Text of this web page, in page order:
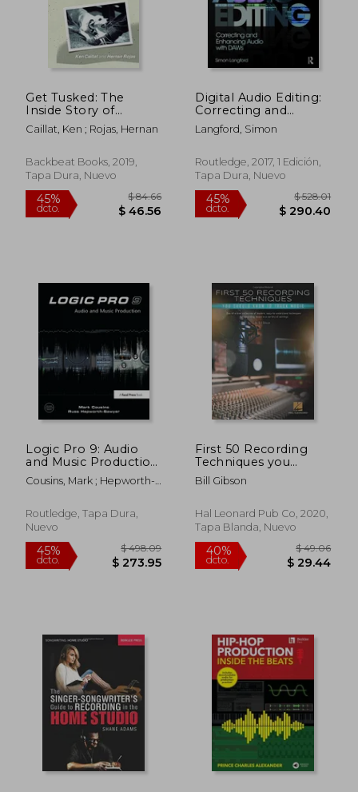
Get Tusked: The
Inside Story of
Fleetwood Mac's
Most Anticipated
Caillat, Ken ; Rojas, Hernan
Backbeat Books, 2019,
Tapa Dura, Nuevo
dcto.
$ 84.66
$ 46.56
Digital Audio Editing:
Correcting and
Enhancing Audio in
Pro Tools, Logic Pro,
One (en Inglés)
Langford, Simon
Routledge, 2017, 1 Edición,
Tapa Dura, Nuevo
45%
dcto. $
Logic Pro 9: Audio
and Music Production
(en Inglés)
Cousins, Mark ; Hepworth-
Routledge, Tapa Dura,
Nuevo
45% $ 498.09
First 50 Recording
Techniques you
Should Know to Track
Music (en Inglés)
Bill Gibson
Hal Leonard Pub Co, 2020,
Tapa Blanda, Nuevo
40%
dcto.